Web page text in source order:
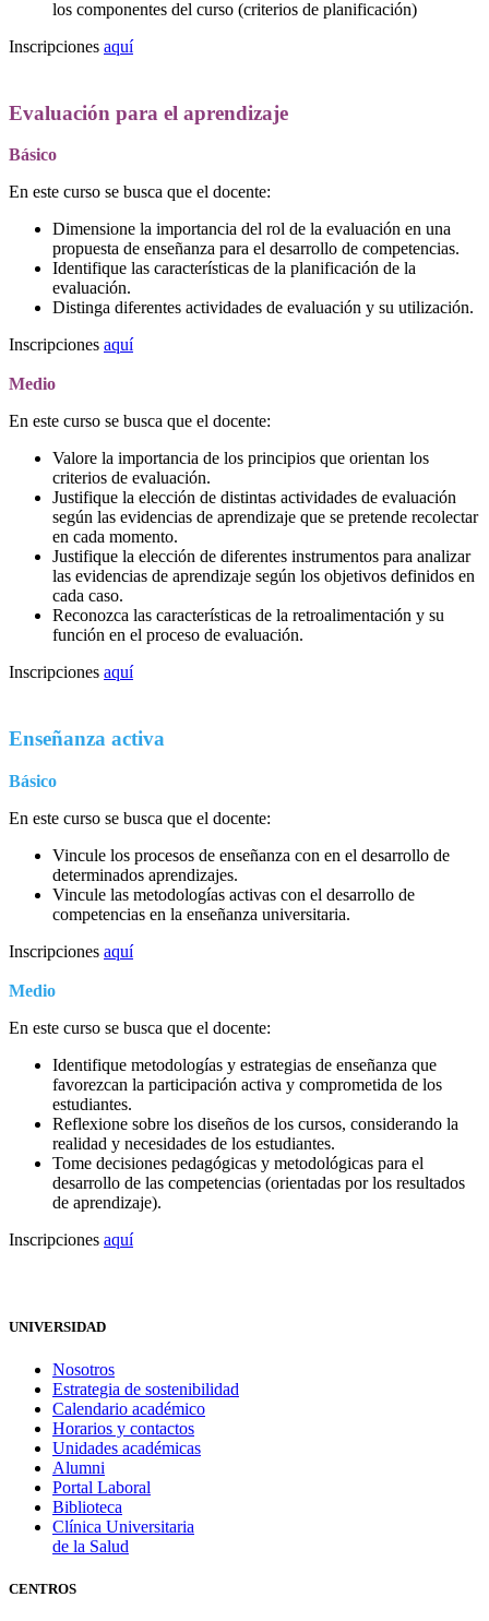
los componentes del curso (criterios de planificación)
Inscripciones aquí
Evaluación para el aprendizaje
Básico
En este curso se busca que el docente:
Dimensione la importancia del rol de la evaluación en una
propuesta de enseñanza para el desarrollo de competencias.
Identifique las características de la planificación de la
evaluación.
Distinga diferentes actividades de evaluación y su utilización.
Inscripciones aquí
Medio
En este curso se busca que el docente:
Valore la importancia de los principios que orientan los
criterios de evaluación.
Justifique la elección de distintas actividades de evaluación
según las evidencias de aprendizaje que se pretende recolectar
en cada momento.
Justifique la elección de diferentes instrumentos para analizar
las evidencias de aprendizaje según los objetivos definidos en
cada caso.
Reconozca las características de la retroalimentación y su
función en el proceso de evaluación.
Inscripciones aquí
Enseñanza activa
Básico
En este curso se busca que el docente:
Vincule los procesos de enseñanza con en el desarrollo de
determinados aprendizajes.
Vincule las metodologías activas con el desarrollo de
competencias en la enseñanza universitaria.
Inscripciones aquí
Medio
En este curso se busca que el docente:
Identifique metodologías y estrategias de enseñanza que
favorezcan la participación activa y comprometida de los
estudiantes.
Reflexione sobre los diseños de los cursos, considerando la
realidad y necesidades de los estudiantes.
Tome decisiones pedagógicas y metodológicas para el
desarrollo de las competencias (orientadas por los resultados
de aprendizaje).
Inscripciones aquí
UNIVERSIDAD
Nosotros
Estrategia de sostenibilidad
Calendario académico
Horarios y contactos
Unidades académicas
Alumni
Portal Laboral
Biblioteca
Clínica Universitaria
de la Salud
CENTROS